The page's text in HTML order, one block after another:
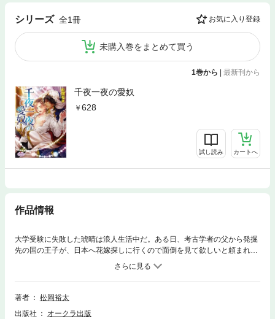
シリーズ 全1冊 お気に入り登録
未購入巻をまとめて買う
1巻から | 最新刊から
千夜一夜の愛奴
628
試し読み カートへ
作品情報
大学受験に失敗した琥晴は浪人生活中だ。ある日、考古学者の父から発掘
先の国の王子が、日本へ花嫁探しに行くので面倒を見て欲しいと頼まれ
る。その王子・アスナは褐色の肌にハッとするほどの美貌と圧倒的なオー
ラを持つ美丈夫だった。しかし、アスナは受験勉強をしたがる琥晴を振り
回したあげく、なんと夜伽の相手に指名してきて…!? 花嫁探しにやって
きたんじゃないのかよっ! 夜毎甘い悲鳴が響き渡る、アラビアン調教ラブ
著者
松岡裕太
出版社
オークラ出版